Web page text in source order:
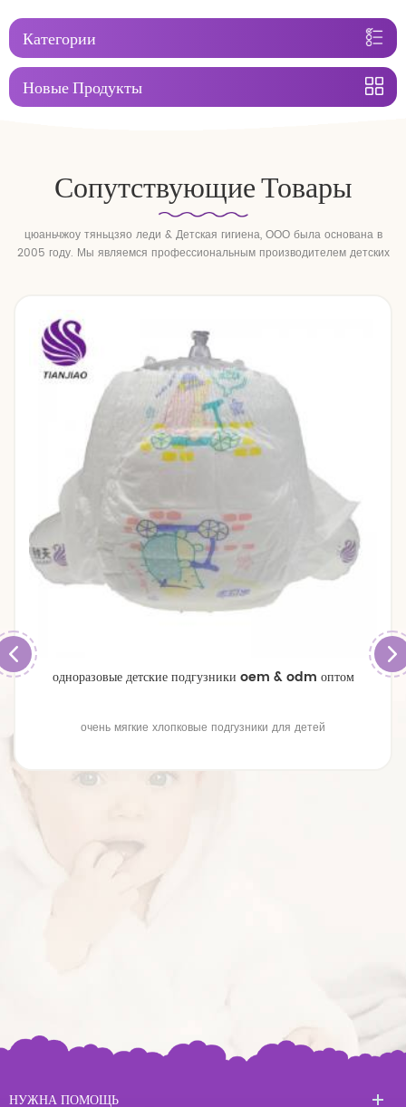
Категории
Новые Продукты
Сопутствующие Товары
цюаньчжоу тяньцзяо леди & Детская гигиена, ООО была основана в
2005 году. Мы являемся профессиональным производителем детских
одноразовые детские подгузники oem & odm оптом
очень мягкие хлопковые подгузники для детей
НУЖНА ПОМОЩЬ